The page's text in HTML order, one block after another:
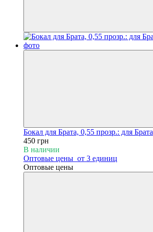
Бокал для Брата, 0,55 прозр.: для Брата
450 грн
В наличии
Оптовые цены от 3 единиц
Оптовые цены